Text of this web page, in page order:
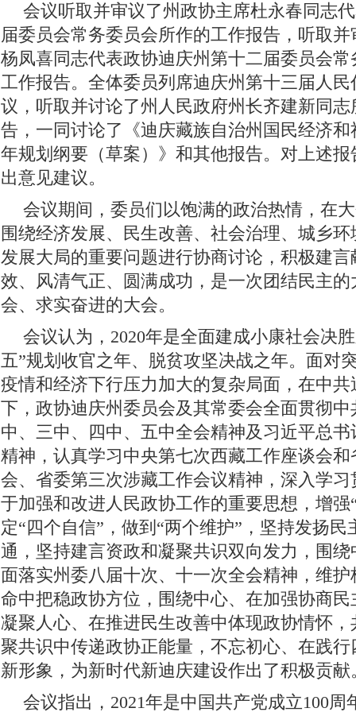
会议听取并审议了州政协主席杜永春同志
届委员会常务委员会所作的工作报告，听取
杨凤喜同志代表政协迪庆州第十二届委员会
工作报告。全体委员列席迪庆州第十三届人
议，听取并讨论了州人民政府州长齐建新同
告，一同讨论了《迪庆藏族自治州国民经济
年规划纲要（草案）》和其他报告。对上述
出意见建议。
会议期间，委员们以饱满的政治热情，在
围绕经济发展、民生改善、社会治理、城乡
发展大局的重要问题进行协商讨论，积极建
效、风清气正、圆满成功，是一次团结民主
会、求实奋进的大会。
会议认为，2020年是全面建成小康社会决
五”规划收官之年、脱贫攻坚决战之年。面对
疫情和经济下行压力加大的复杂局面，在中
下，政协迪庆州委员会及其常委会全面贯彻
中、三中、四中、五中全会精神及习近平总
精神，认真学习中央第七次西藏工作座谈会
会、省委第三次涉藏工作会议精神，深入学
于加强和改进人民政协工作的重要思想，增强
定“四个自信”，做到“两个维护”，坚持发扬
通，坚持建言资政和凝聚共识双向发力，围
面落实州委八届十次、十一次全会精神，维
命中把稳政协方位，围绕中心、在加强协商
凝聚人心、在推进民生改善中体现政协情怀
聚共识中传递政协正能量，不忘初心、在践
新形象，为新时代新迪庆建设作出了积极贡献
会议指出，2021年是中国共产党成立100周